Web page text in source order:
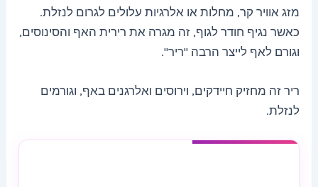
מזג אוויר קר, מחלות או אלרגיות עלולים לגרום לנזלת.
כאשר נגיף חודר לגוף, זה מגרה את רירית האף והסינוסים,
וגורם לאף לייצר הרבה "ריר".
ריר זה מחזיק חיידקים, וירוסים ואלרגנים באף, וגורמים
לנזלת.